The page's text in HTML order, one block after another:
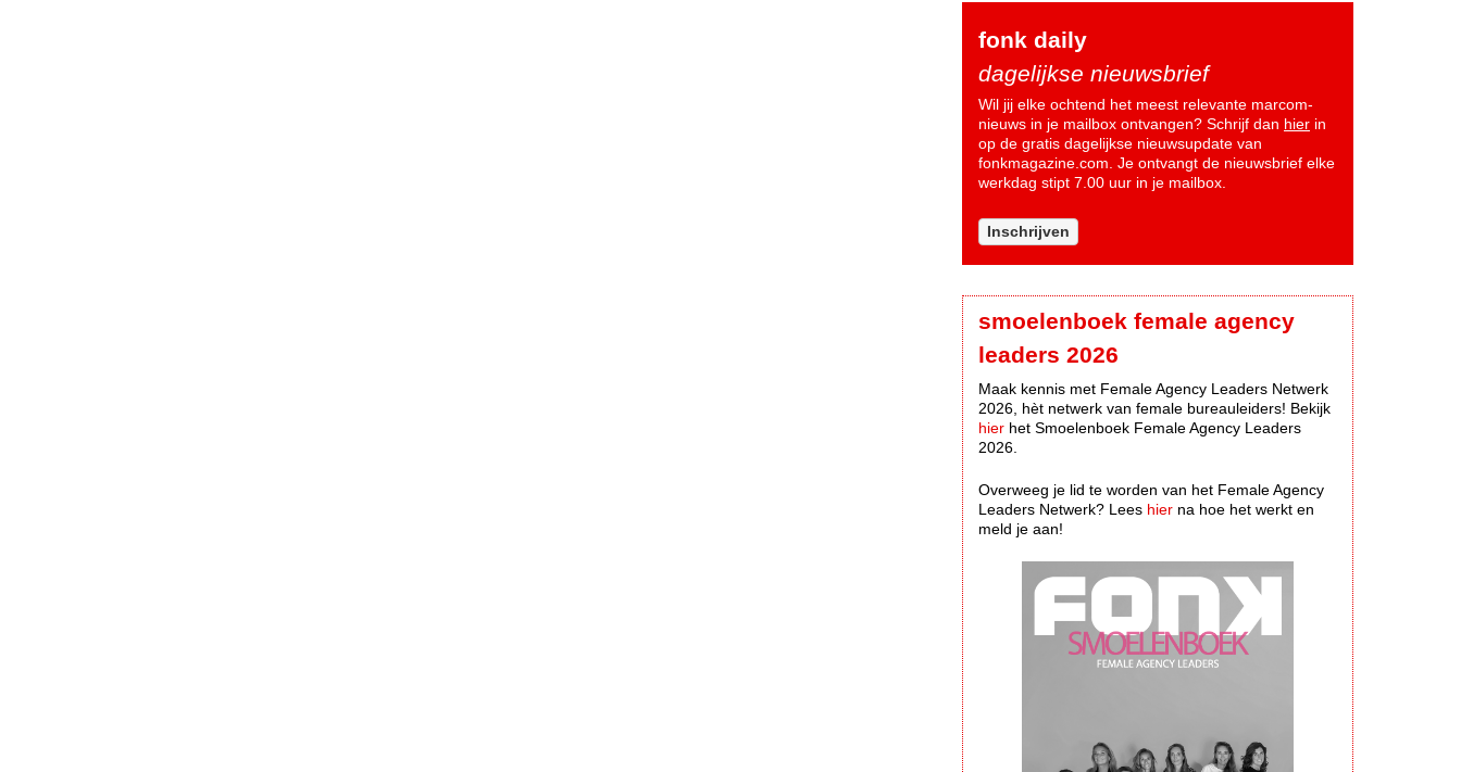
fonk daily
dagelijkse nieuwsbrief
Wil jij elke ochtend het meest relevante marcom-
nieuws in je mailbox ontvangen? Schrijf dan hier in
op de gratis dagelijkse nieuwsupdate van
fonkmagazine.com. Je ontvangt de nieuwsbrief elke
werkdag stipt 7.00 uur in je mailbox.
Inschrijven
smoelenboek female agency
leaders 2026
Maak kennis met Female Agency Leaders Netwerk
2026, hèt netwerk van female bureauleiders! Bekijk
hier het Smoelenboek Female Agency Leaders
2026.
Overweeg je lid te worden van het Female Agency
Leaders Netwerk? Lees hier na hoe het werkt en
meld je aan!